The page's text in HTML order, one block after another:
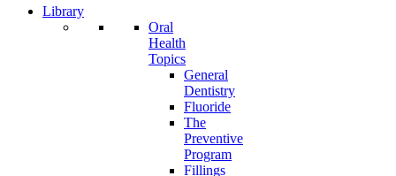
Library
Oral
Health
Topics
General
Dentistry
Fluoride
The
Preventive
Program
Fillings